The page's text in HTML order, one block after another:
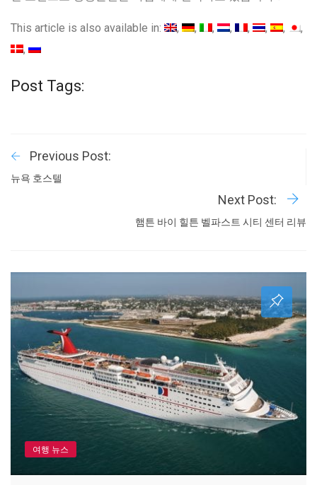
This article is also available in:
Post Tags:
Previous Post:
뉴욕 호스텔
Next Post:
햄튼 바이 힐튼 벨파스트 시티 센터 리뷰
여행 뉴스